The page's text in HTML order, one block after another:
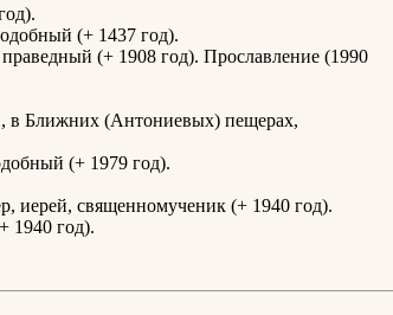
(+ 1437 год).
(+ 1908 год). Прославление (1990
в Ближних (Антониевых) пещерах,
(+ 1979 год).
иерей, священномученик (+ 1940 год).
1940 год).